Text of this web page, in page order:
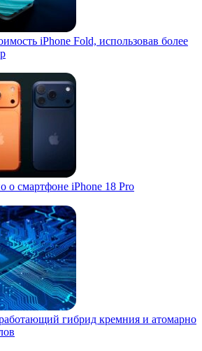
iPhone Fold, использовав более
о смартфоне iPhone 18 Pro
гибрид кремния и атомарно